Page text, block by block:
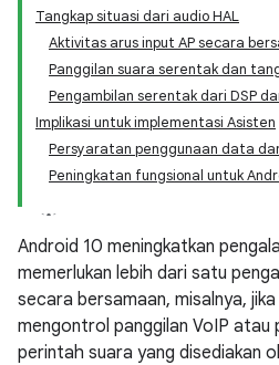
Tangkap situasi dari audio HAL
Aktivitas arus input AP secara
Panggilan suara serentak dan
Pengambilan serentak dari DSP
Implikasi untuk implementasi Asisten
Persyaratan penggunaan data
Peningkatan fungsional untuk
Android 10 meningkatkan
memerlukan lebih dari satu
secara bersamaan, misalnya, jika
mengontrol panggilan VoIP atau
perintah suara yang disediakan